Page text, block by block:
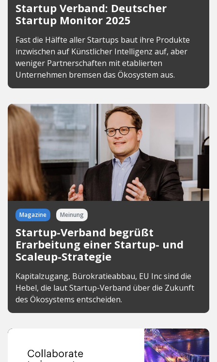
Startup Verband: Deutscher
Startup Monitor 2025
Fast die Hälfte aller Startups baut ihre Produkte
inzwischen auf Künstlicher Intelligenz auf, aber
weniger Partnerschaften mit etablierten
Unternehmen bremsen das Ökosystem aus.
Magazine Meinung
Startup-Verband begrüßt
Erarbeitung einer Startup- und
Scaleup-Strategie
Kapitalzugang, Bürokratieabbau, EU Inc sind die
Hebel, die laut Startup-Verband über die Zukunft
des Ökosystems entscheiden.